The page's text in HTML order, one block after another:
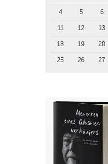
4 5 6
11 12 13
18 19 20
25 26 27